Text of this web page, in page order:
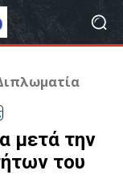
μετά την
του